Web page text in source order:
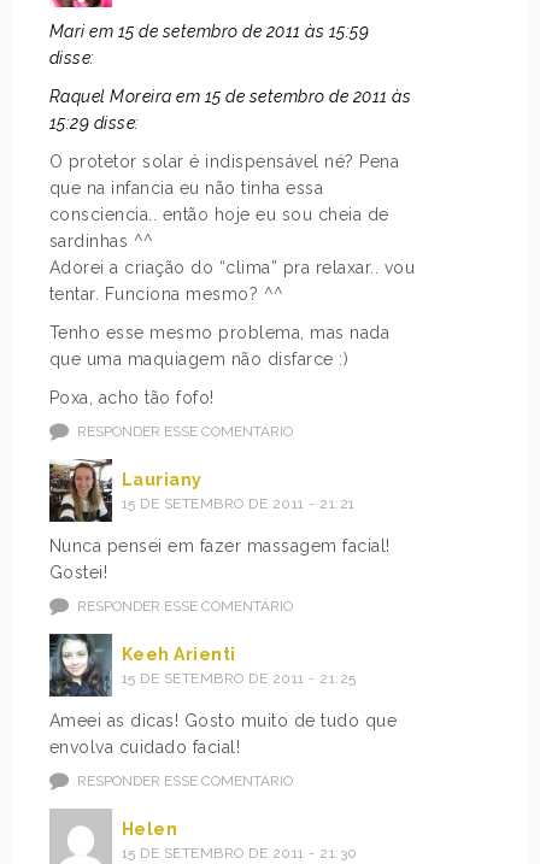
Mari em 15 de setembro de 2011 às 15:59
disse:
Raquel Moreira em 15 de setembro de 2011 às
15:29 disse:
O protetor solar é indispensável né? Pena
que na infancia eu não tinha essa
consciencia.. então hoje eu sou cheia de
sardinhas ^^
Adorei a criação do “clima” pra relaxar.. vou
tentar. Funciona mesmo? ^^
Tenho esse mesmo problema, mas nada
que uma maquiagem não disfarce :)
Poxa, acho tão fofo!
RESPONDER ESSE COMENTÁRIO
Lauriany
15 DE SETEMBRO DE 2011 - 21:21
Nunca pensei em fazer massagem facial!
Gostei!
RESPONDER ESSE COMENTÁRIO
Keeh Arienti
15 DE SETEMBRO DE 2011 - 21:25
Ameei as dicas! Gosto muito de tudo que
envolva cuidado facial!
RESPONDER ESSE COMENTÁRIO
Helen
15 DE SETEMBRO DE 2011 - 21:30